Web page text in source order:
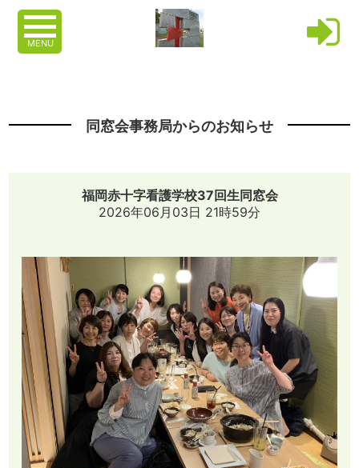
MENU
同窓会事務局からのお知らせ
福岡赤十字看護学校37回生同窓会
2026年06月03日 21時59分